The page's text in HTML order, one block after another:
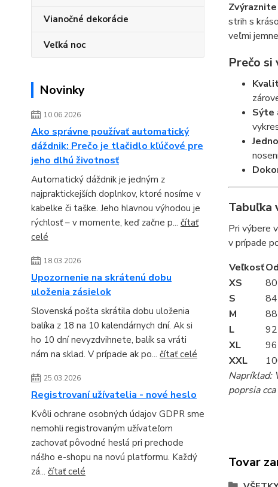
Vianočné dekorácie
Veľká noc
Novinky
10.06.2026
Ako správne používať automatický
dáždnik: Prečo je tlačidlo kľúčové pre
jeho dlhú životnosť
Automatický dáždnik je jedným z
najpraktickejších doplnkov, ktoré nosíme v
kabelke či taške. Jeho hlavnou výhodou je
rýchlosť – v momente, keď začne p... čítať
celé
18.03.2026
Upozornenie na skrátenú dobu
uloženia zásielok
Slovenská pošta skrátila dobu uloženia
balíka z 18 na 10 kalendárnych dní. Ak si
ho 10 dní nevyzdvihnete, balík sa vráti
nám na sklad. V prípade ak po... čítať celé
25.03.2026
Registrovaní užívatelia - nové heslo
Kvôli ochrane osobných údajov GDPR sme
nemohli registrovaným užívateľom
zachovať pôvodné heslá pri prechode
nášho e-shopu na novú platformu. Každý
zá... čítať celé
strih s
veľmi
Prečo
Sýte
Pri výbere
v prípade
Veľkosť
XS
S
M
L
XL
XXL
Napríklad:
poprsia
Tovar